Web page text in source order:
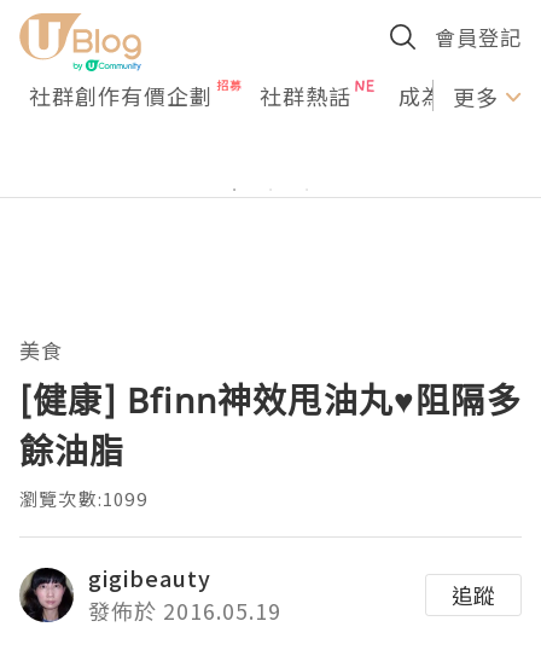
會員登記
社群創作有價企劃 社群熱話 成為U更多
美食
[健康] Bfinn神效甩油丸♥阻隔多
餘油脂
瀏覽次數:1099
gigibeauty
發佈於 2016.05.19
追蹤